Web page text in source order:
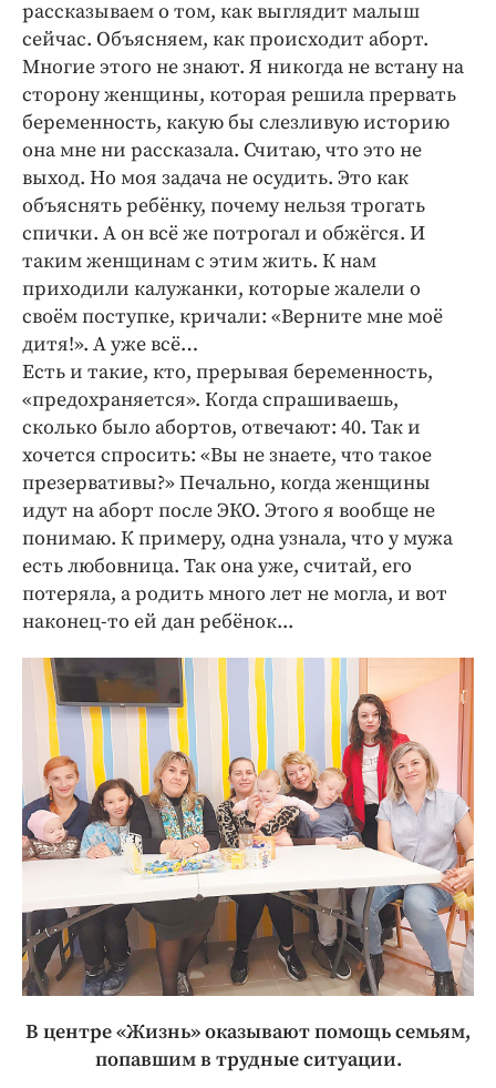
рассказываем о том, как выглядит малыш
сейчас. Объясняем, как происходит аборт.
Многие этого не знают. Я никогда не встану на
сторону женщины, которая решила прервать
беременность, какую бы слезливую историю
она мне ни рассказала. Считаю, что это не
выход. Но моя задача не осудить. Это как
объяснять ребёнку, почему нельзя трогать
спички. А он всё же потрогал и обжёгся. И
таким женщинам с этим жить. К нам
приходили калужанки, которые жалели о
своём поступке, кричали: «Верните мне моё
дитя!». А уже всё…
Есть и такие, кто, прерывая беременность,
«предохраняется». Когда спрашиваешь,
сколько было абортов, отвечают: ​40. Так и
хочется спросить: «Вы не знаете, что такое
презервативы?» Печально, когда женщины
идут на аборт после ЭКО. Этого я вообще не
понимаю. К примеру, одна узнала, что у мужа
есть любовница. Так она уже, считай, его
потеряла, а родить много лет не могла, и вот
наконец-то ей дан ребёнок...
В центре «Жизнь» оказывают помощь семьям,
попавшим в трудные ситуации.​